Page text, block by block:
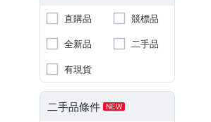
直購品
競標品
全新品
二手品
有現貨
二手品條件 NEW